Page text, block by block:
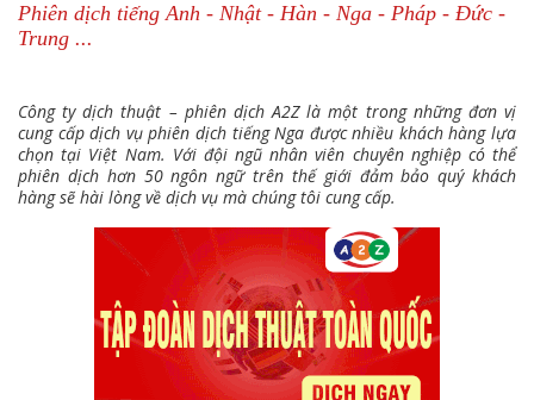
Phiên dịch tiếng Anh - Nhật - Hàn - Nga - Pháp - Đức -
Trung ...
Công ty dịch thuật – phiên dịch A2Z là một trong những đơn vị
cung cấp dịch vụ phiên dịch tiếng Nga được nhiều khách hàng lựa
chọn tại Việt Nam. Với đội ngũ nhân viên chuyên nghiệp có thể
phiên dịch hơn 50 ngôn ngữ trên thế giới đảm bảo quý khách
hàng sẽ hài lòng về dịch vụ mà chúng tôi cung cấp.